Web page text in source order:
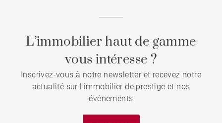
L’immobilier haut de gamme
vous intéresse ?
Inscrivez-vous à notre newsletter et recevez notre
actualité sur l'immobilier de prestige et nos
événements